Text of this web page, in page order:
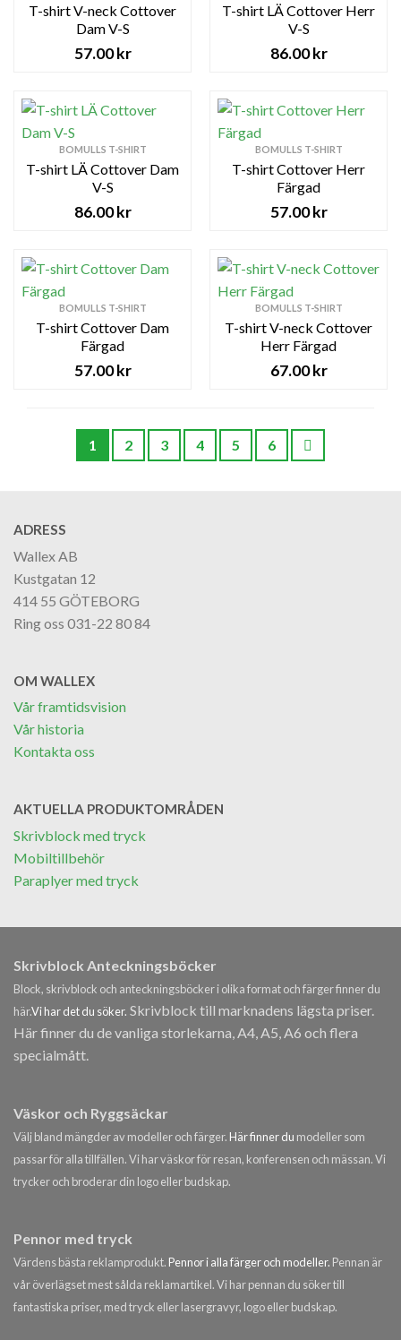
T-shirt V-neck Cottover
Dam V-S
57.00kr
T-shirt LÄ Cottover Herr
V-S
86.00kr
BOMULLS T-SHIRT
T-shirt LÄ Cottover Dam
V-S
86.00kr
BOMULLS T-SHIRT
T-shirt Cottover Herr
Färgad
57.00kr
BOMULLS T-SHIRT
T-shirt Cottover Dam
Färgad
57.00kr
BOMULLS T-SHIRT
T-shirt V-neck Cottover
Herr Färgad
67.00kr
1 2 3 4 5 6
ADRESS
Wallex AB
Kustgatan 12
414 55 GÖTEBORG
Ring oss 031-22 80 84
OM WALLEX
Vår framtidsvision
Vår historia
Kontakta oss
AKTUELLA PRODUKTOMRÅDEN
Skrivblock med tryck
Mobiltillbehör
Paraplyer med tryck
Skrivblock Anteckningsböcker
Block, skrivblock och anteckningsböcker i olika format och färger finner du
här.Vi har det du söker. Skrivblock till marknadens lägsta priser.
Här finner du de vanliga storlekarna, A4, A5, A6 och flera
specialmått.
Väskor och Ryggsäckar
Välj bland mängder av modeller och färger. Här finner du modeller som
passar för alla tillfällen. Vi har väskor för resan, konferensen och mässan. Vi
trycker och broderar din logo eller budskap.
Pennor med tryck
Värdens bästa reklamprodukt. Pennor i alla färger och modeller. Pennan är
vår överlägset mest sålda reklamartikel. Vi har pennan du söker till
fantastiska priser, med tryck eller lasergravyr, logo eller budskap.